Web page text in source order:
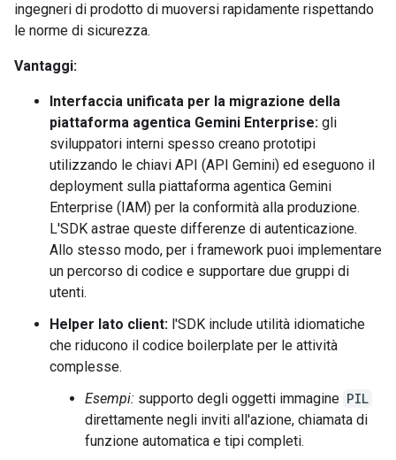
ingegneri di prodotto di muoversi rapidamente rispettando
le norme di sicurezza.
Vantaggi:
Interfaccia unificata per la migrazione della
piattaforma agentica Gemini Enterprise: gli
sviluppatori interni spesso creano prototipi
utilizzando le chiavi API (API Gemini) ed eseguono il
deployment sulla piattaforma agentica Gemini
Enterprise (IAM) per la conformità alla produzione.
L'SDK astrae queste differenze di autenticazione.
Allo stesso modo, per i framework puoi implementare
un percorso di codice e supportare due gruppi di
utenti.
Helper lato client: l'SDK include utilità idiomatiche
che riducono il codice boilerplate per le attività
complesse.
Esempi: supporto degli oggetti immagine PIL
direttamente negli inviti all'azione, chiamata di
funzione automatica e tipi completi.